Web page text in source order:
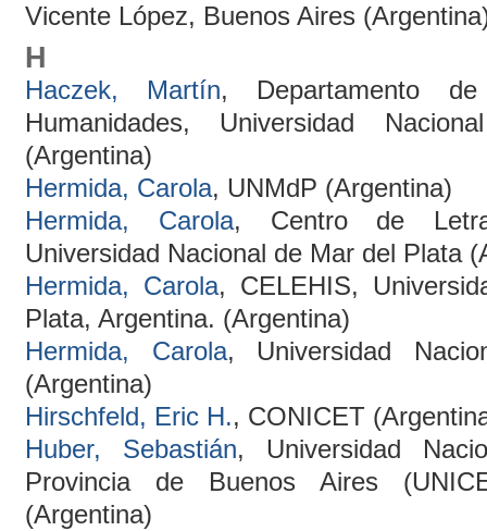
Vicente López, Buenos Aires
H
Haczek, Martín, Departamento
Humanidades, Universidad
(Argentina)
Hermida, Carola, UNMdP (Argentina)
Hermida, Carola, Centro de
Universidad Nacional de Mar del Plata
Hermida, Carola, CELEHIS,
Plata, Argentina. (Argentina)
Hermida, Carola, Universidad
(Argentina)
Hirschfeld, Eric H., CONICET
Huber, Sebastián, Universidad
Provincia de Buenos Aires
(Argentina)